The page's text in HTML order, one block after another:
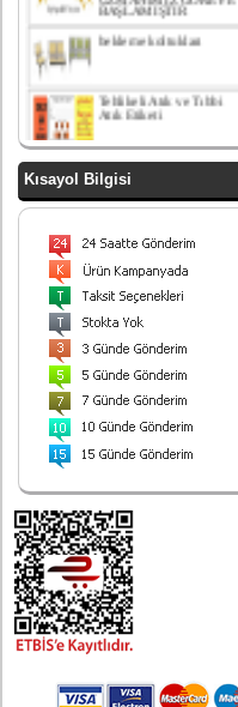
bekleme koltukları
Atık Etiketi
yatak odası takımı
Paslanmaz Çelik ayrışım
Endüstriyel Çöp Kovası
Paslanmaz Çelik 90 Lt
430 Kalite
Sallanır kapaklı ayrışım
ünitesi
Ayrışım Kovası
Kısayol Bilgisi